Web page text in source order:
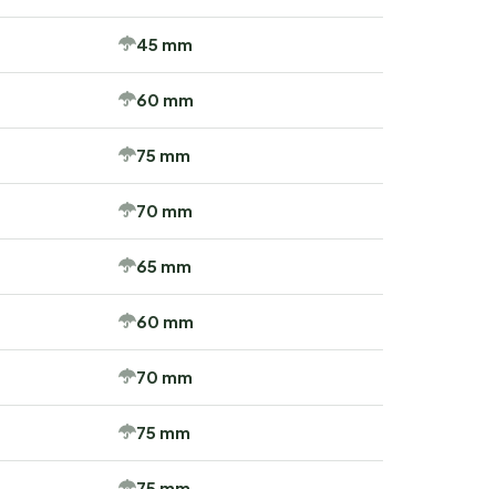
45 mm
60 mm
75 mm
70 mm
65 mm
60 mm
70 mm
75 mm